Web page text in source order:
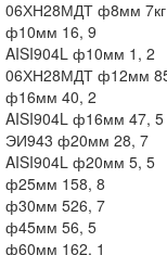
06ХН28МДТ ф8мм 7кг
ф10мм 16, 9
AISI904L ф10мм 1, 2
06ХН28МДТ ф12мм
ф16мм 40, 2
AISI904L ф16мм 47, 5
ЭИ943 ф20мм 28, 7
AISI904L ф20мм 5, 5
ф25мм 158, 8
ф30мм 526, 7
ф45мм 56, 5
ф60мм 162, 1